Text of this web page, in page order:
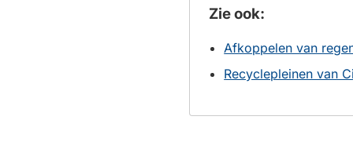
Zie ook:
Afkoppelen van
Recyclepleinen van